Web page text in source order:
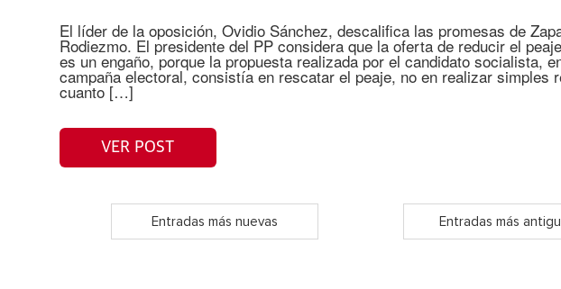
El líder de la oposición, Ovidio Sánchez, descalifica las promesas de
Rodiezmo. El presidente del PP considera que la oferta de reducir el
es un engaño, porque la propuesta realizada por el candidato socialista,
campaña electoral, consistía en rescatar el peaje, no en realizar simples
cuanto […]
VER POST
Entradas más nuevas Entradas más